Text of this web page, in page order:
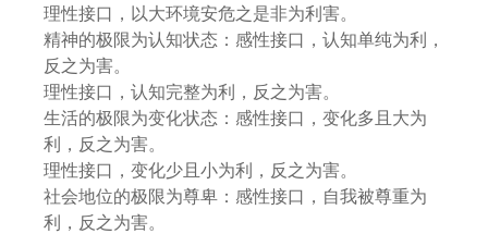
理性接口，以大环境安危之是非为利害。
精神的极限为认知状态：感性接口，认知单纯为利，
反之为害。
理性接口，认知完整为利，反之为害。
生活的极限为变化状态：感性接口，变化多且大为
利，反之为害。
理性接口，变化少且小为利，反之为害。
社会地位的极限为尊卑：感性接口，自我被尊重为
利，反之为害。